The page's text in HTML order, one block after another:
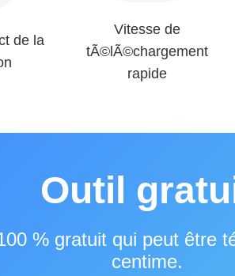
de la
Vitesse de
tÃ©lÃ©chargement
rapide
Outil
% gratuit qui peut être
centime.